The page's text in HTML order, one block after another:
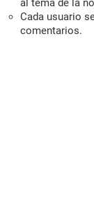
al tema de la
Cada usuario
comentarios.